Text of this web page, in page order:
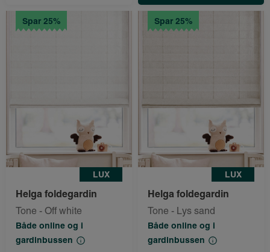
Spar 25%
LUX
Helga foldegardin
Tone - Off white
Både online og i
gardinbussen
Spar 25%
LUX
Helga foldegardin
Tone - Lys sand
Både online og i
gardinbussen